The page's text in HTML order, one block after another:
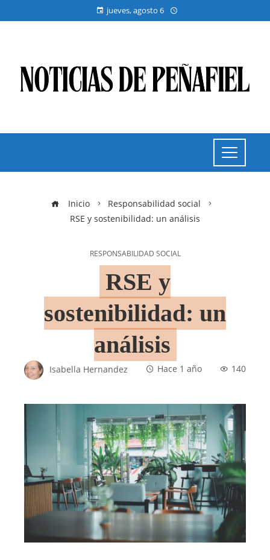
jueves, agosto 6
Inicio
Responsabilidad social
RSE y sostenibilidad: un análisis
RESPONSABILIDAD SOCIAL
RSE y
sostenibilidad: un
análisis
Isabella Hernandez Hace 1 año 140